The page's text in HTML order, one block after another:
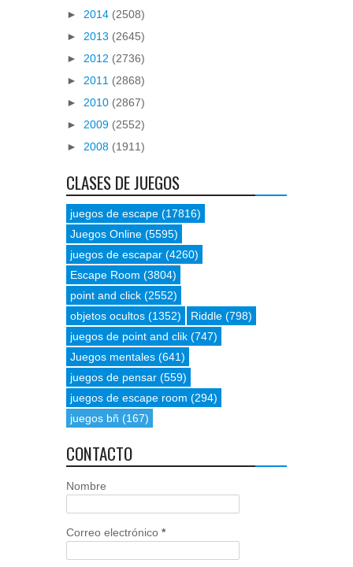
► 2014 (2508)
► 2013 (2645)
► 2012 (2736)
► 2011 (2868)
► 2010 (2867)
► 2009 (2552)
► 2008 (1911)
CLASES DE JUEGOS
juegos de escape (17816)
Juegos Online (5595)
juegos de escapar (4260)
Escape Room (3804)
point and click (2552)
objetos ocultos (1352) Riddle (798)
juegos de point and clik (747)
Juegos mentales (641)
juegos de pensar (559)
juegos de escape room (294)
juegos bñ (167)
CONTACTO
Nombre
Correo electrónico *